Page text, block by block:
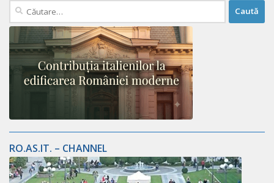
Caută
după:
RO.AS.IT. – CHANNEL